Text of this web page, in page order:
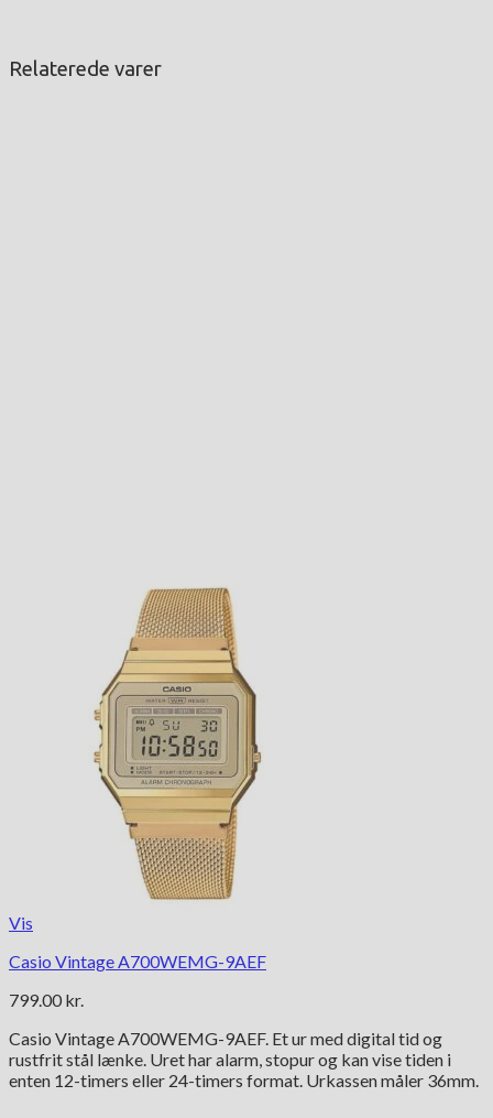
Relaterede varer
Vis
Casio Vintage A700WEMG-9AEF
799.00 kr.
Casio Vintage A700WEMG-9AEF. Et ur med digital tid og
rustfrit stål lænke. Uret har alarm, stopur og kan vise tiden i
enten 12-timers eller 24-timers format. Urkassen måler 36mm.